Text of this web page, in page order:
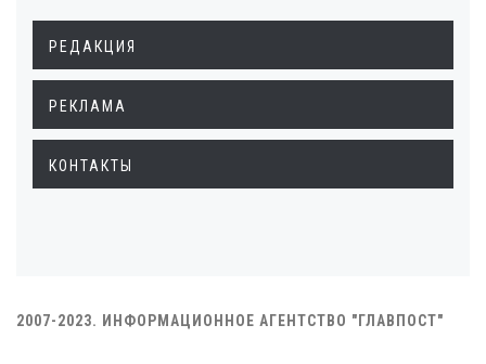
РЕДАКЦИЯ
РЕКЛАМА
КОНТАКТЫ
2007-2023. ИНФОРМАЦИОННОЕ АГЕНТСТВО "ГЛАВПОСТ"